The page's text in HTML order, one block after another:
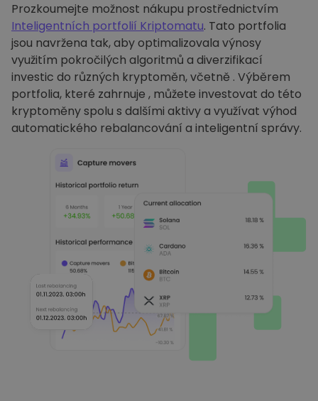
Prozkoumejte možnost nákupu prostřednictvím
Inteligentních portfolií Kriptomatu. Tato portfolia
jsou navržena tak, aby optimalizovala výnosy
využitím pokročilých algoritmů a diverzifikací
investic do různých kryptoměn, včetně . Výběrem
portfolia, které zahrnuje , můžete investovat do této
kryptoměny spolu s dalšími aktivy a využívat výhod
automatického rebalancování a inteligentní správy.